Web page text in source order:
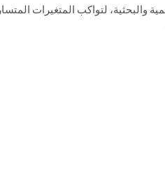
والبحثية، لتواكب المتغيرات